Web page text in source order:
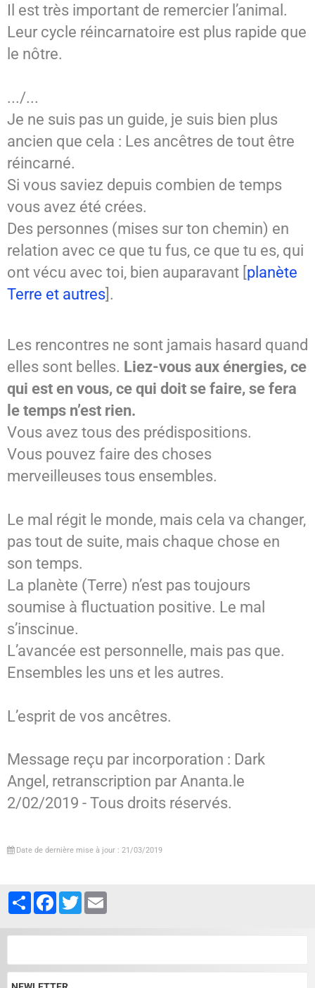
Il est très important de remercier l’animal.
Leur cycle réincarnatoire est plus rapide que
le nôtre.
.../...
Je ne suis pas un guide, je suis bien plus
ancien que cela : Les ancêtres de tout être
réincarné.
Si vous saviez depuis combien de temps
vous avez été crées.
Des personnes (mises sur ton chemin) en
relation avec ce que tu fus, ce que tu es, qui
ont vécu avec toi, bien auparavant [planète
Terre et autres].
Les rencontres ne sont jamais hasard quand
elles sont belles. Liez-vous aux énergies, ce
qui est en vous, ce qui doit se faire, se fera
le temps n’est rien.
Vous avez tous des prédispositions.
Vous pouvez faire des choses
merveilleuses tous ensembles.
Le mal régit le monde, mais cela va changer,
pas tout de suite, mais chaque chose en
son temps.
La planète (Terre) n’est pas toujours
soumise à fluctuation positive. Le mal
s’inscinue.
L’avancée est personnelle, mais pas que.
Ensembles les uns et les autres.
L’esprit de vos ancêtres.
Message reçu par incorporation : Dark
Angel, retranscription par Ananta.le
2/02/2019 - Tous droits réservés.
Date de dernière mise à jour : 21/03/2019
PartagerFacebook
Twitter